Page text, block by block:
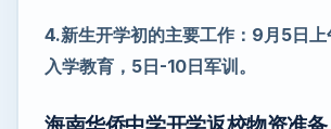
4.新生开学初的主要工作：9月5日上
入学教育，5日-10日军训。